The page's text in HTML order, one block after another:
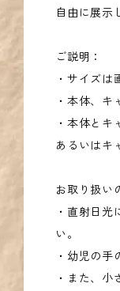
自由に展示
ご説明：
・サイズは
・本体、キ
・本体とキ
あるいはキ
お取り扱い
・直射日
い。
・幼児の手
・また、